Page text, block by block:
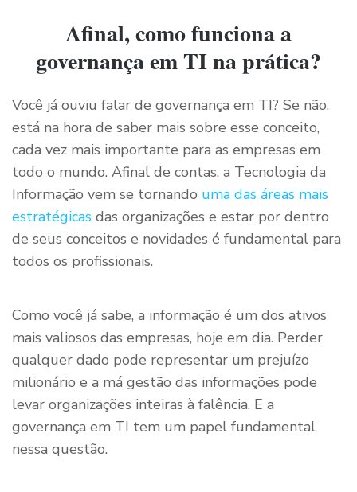
Afinal, como funciona a
governança em TI na prática?
Você já ouviu falar de governança em TI? Se não,
está na hora de saber mais sobre esse conceito,
cada vez mais importante para as empresas em
todo o mundo. Afinal de contas, a Tecnologia da
Informação vem se tornando uma das áreas mais
estratégicas das organizações e estar por dentro
de seus conceitos e novidades é fundamental para
todos os profissionais.
Como você já sabe, a informação é um dos ativos
mais valiosos das empresas, hoje em dia. Perder
qualquer dado pode representar um prejuízo
milionário e a má gestão das informações pode
levar organizações inteiras à falência. E a
governança em TI tem um papel fundamental
nessa questão.